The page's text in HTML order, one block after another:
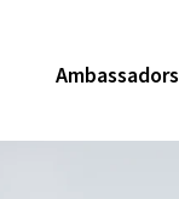
Ambassadors